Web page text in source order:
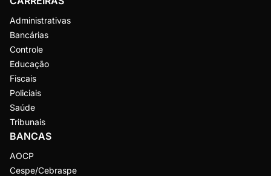
Administrativas
Bancárias
Controle
Educação
Fiscais
Policiais
Saúde
Tribunais
BANCAS
AOCP
Cespe/Cebraspe